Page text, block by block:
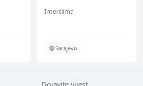
Interclima
Sarajevo